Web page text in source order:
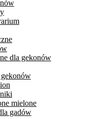
dla gekonów
mielone
gadów